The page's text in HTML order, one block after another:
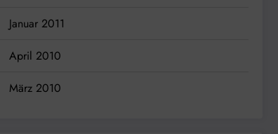
Januar 2011
April 2010
März 2010